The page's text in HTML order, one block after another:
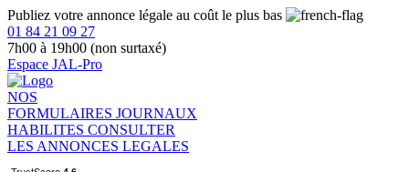
Publiez votre annonce légale au coût le plus bas
01 84 21 09 27
7h00 à 19h00 (non surtaxé)
Espace JAL-Pro
NOS
FORMULAIRES JOURNAUX
HABILITES CONSULTER
LES ANNONCES LEGALES